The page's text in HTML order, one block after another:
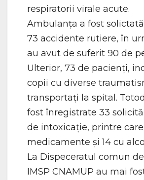
respiratorii virale acute.
Ambulanța a fost
73 accidente rutiere, în
au avut de suferit 90 de
Ulterior, 73 de pacienți,
copii cu diverse
transportați la spital.
fost înregistrate 33
de intoxicație, printre care
medicamente și 14 cu
La Dispeceratul comun
IMSP CNAMUP au mai